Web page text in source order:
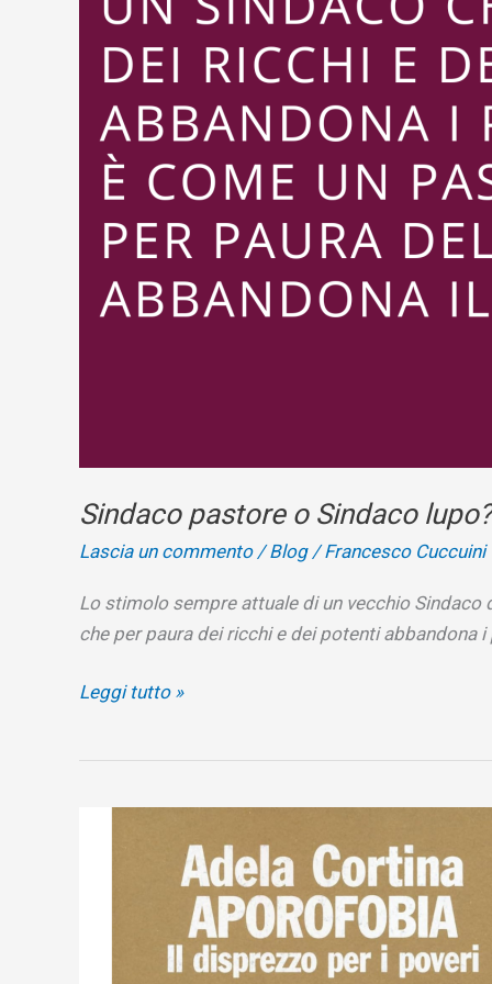
Sindaco pastore o Sindaco lupo?
Lascia un commento /Blog/Francesco Cuccuini
Lo stimolo sempre attuale di un vecchio Sindaco
che per paura dei ricchi e dei potenti abbandona
Sindaco
lupo?
Leggi tutto »